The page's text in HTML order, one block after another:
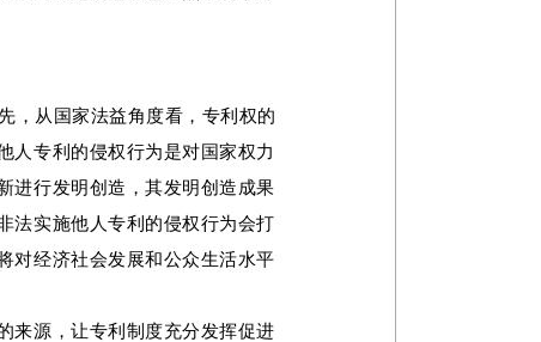
，从国家法益角度看，专利权的
人专利的侵权行为是对国家权力
进行发明创造，其发明创造成果
法实施他人专利的侵权行为会打
对经济社会发展和公众生活水平
来源，让专利制度充分发挥促进